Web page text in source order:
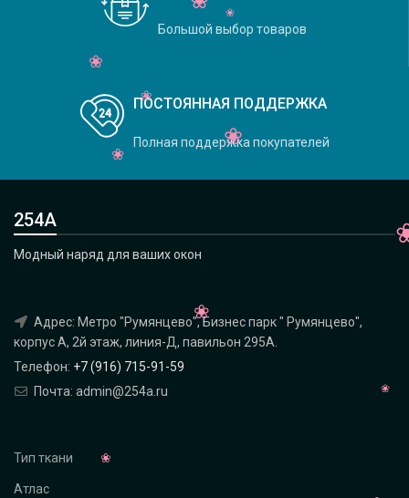
Большой выбор товаров
ПОСТОЯННАЯ ПОДДЕРЖКА
Полная поддержка покупателей
254А
Модный наряд для ваших окон
Адрес: Метро "Румянцево", Бизнес парк " Румянцево",
корпус А, 2й этаж, линия-Д, павильон 295A.
Телефон: +7 (916) 715-91-59
Почта: admin@254a.ru
Тип ткани
Атлас